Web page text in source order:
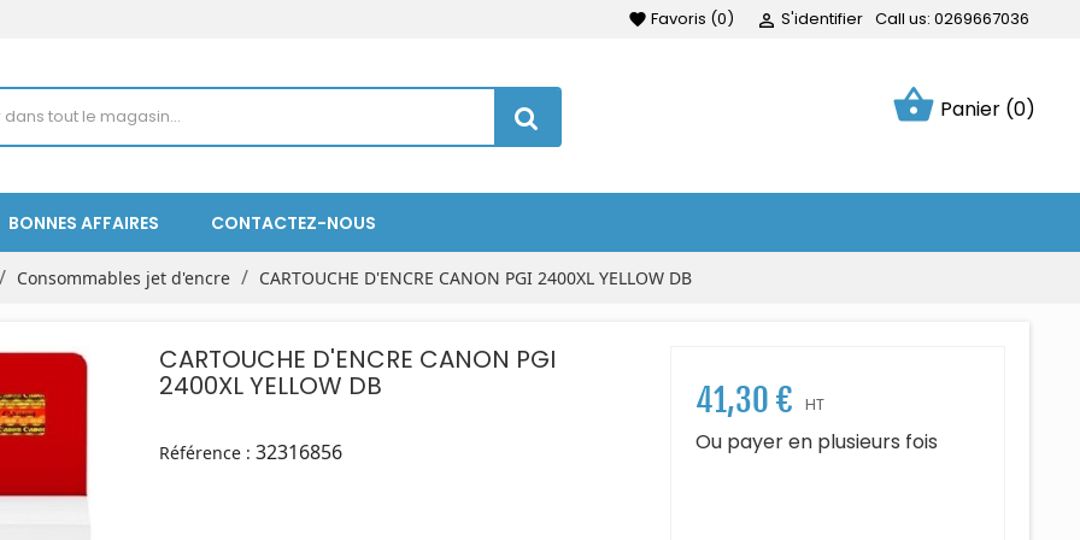
favorite Favoris (0)  S'identifier Call us: 0269667036
shopping_basket Panier (0)
BONNES AFFAIRES CONTACTEZ-NOUS
Consommables jet d'encre CARTOUCHE D'ENCRE CANON PGI 2400XL YELLOW DB
CARTOUCHE D'ENCRE CANON PGI
2400XL YELLOW DB
Référence : 32316856
41,30 € HT
Ou payer en plusieurs fois